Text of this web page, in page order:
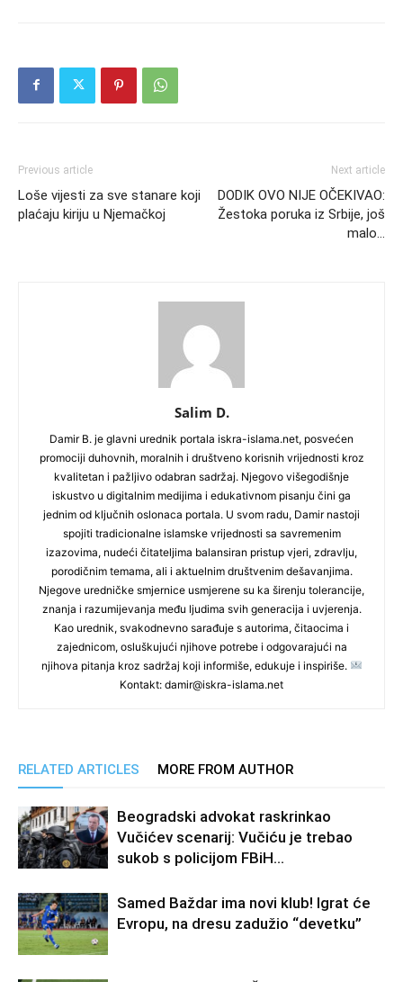
Previous article
Loše vijesti za sve stanare koji
plaćaju kiriju u Njemačkoj
Next article
DODIK OVO NIJE OČEKIVAO:
Žestoka poruka iz Srbije, još
malo…
Salim D.
Damir B. je glavni urednik portala iskra-islama.net, posvećen
promociji duhovnih, moralnih i društveno korisnih vrijednosti kroz
kvalitetan i pažljivo odabran sadržaj. Njegovo višegodišnje
iskustvo u digitalnim medijima i edukativnom pisanju čini ga
jednim od ključnih oslonaca portala. U svom radu, Damir nastoji
spojiti tradicionalne islamske vrijednosti sa savremenim
izazovima, nudeći čitateljima balansiran pristup vjeri, zdravlju,
porodičnim temama, ali i aktuelnim društvenim dešavanjima.
Njegove uredničke smjernice usmjerene su ka širenju tolerancije,
znanja i razumijevanja među ljudima svih generacija i uvjerenja.
Kao urednik, svakodnevno sarađuje s autorima, čitaocima i
zajednicom, osluškujući njihove potrebe i odgovarajući na
njihova pitanja kroz sadržaj koji informiše, edukuje i inspiriše.
Kontakt: damir@iskra-islama.net
RELATED ARTICLES MORE FROM AUTHOR
Beogradski advokat raskrinkao
Vučićev scenarij: Vučiću je trebao
sukob s policijom FBiH…
Samed Baždar ima novi klub! Igrat će
Evropu, na dresu zadužio “devetku”